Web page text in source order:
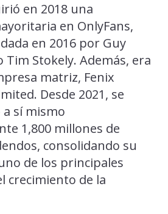
en 2018 una
en OnlyFans,
en 2016 por Guy
Tim Stokely. Además, era
matriz, Fenix
Desde 2021, se
sí mismo
1,800 millones de
consolidando su
de los principales
crecimiento de la